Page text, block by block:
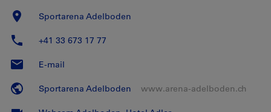
Sportarena Adelboden
+41 33 673 17 77
E-mail
Sportarena Adelboden www.arena-adelboden.ch